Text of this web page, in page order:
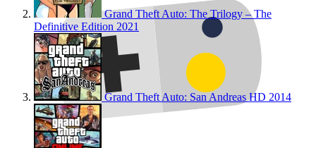
Grand Theft Auto: The Trilogy – The
Definitive Edition 2021
Grand Theft Auto: San Andreas HD 2014